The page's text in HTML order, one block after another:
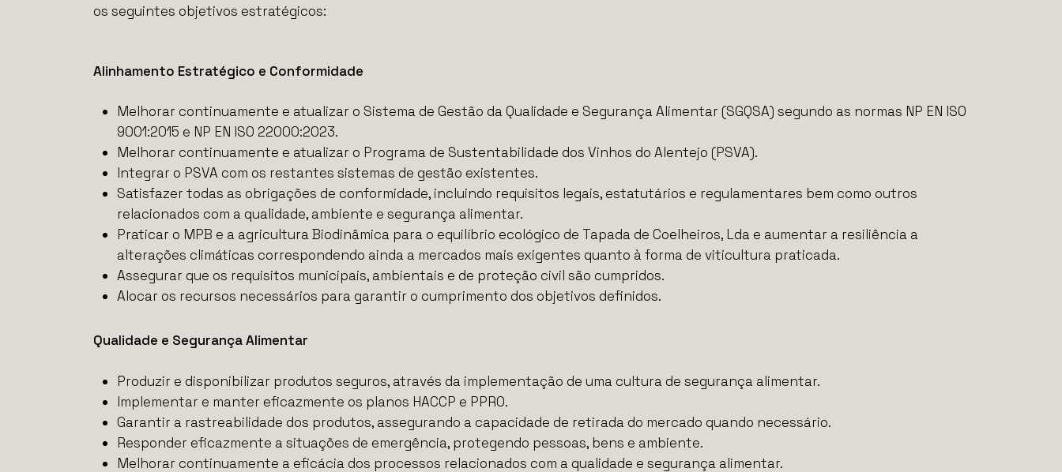
os seguintes objetivos estratégicos:
Alinhamento Estratégico e Conformidade
Melhorar continuamente e atualizar o Sistema de Gestão da Qualidade e Segurança Alimentar (SGQSA) segundo as normas NP EN ISO
9001:2015 e NP EN ISO 22000:2023.
Melhorar continuamente e atualizar o Programa de Sustentabilidade dos Vinhos do Alentejo (PSVA).
Integrar o PSVA com os restantes sistemas de gestão existentes.
Satisfazer todas as obrigações de conformidade, incluindo requisitos legais, estatutários e regulamentares bem como outros
relacionados com a qualidade, ambiente e segurança alimentar.
Praticar o MPB e a agricultura Biodinâmica para o equilíbrio ecológico de Tapada de Coelheiros, Lda e aumentar a resiliência a
alterações climáticas correspondendo ainda a mercados mais exigentes quanto à forma de viticultura praticada.
Assegurar que os requisitos municipais, ambientais e de proteção civil são cumpridos.
Alocar os recursos necessários para garantir o cumprimento dos objetivos definidos.
Qualidade e Segurança Alimentar
Produzir e disponibilizar produtos seguros, através da implementação de uma cultura de segurança alimentar.
Implementar e manter eficazmente os planos HACCP e PPRO.
Garantir a rastreabilidade dos produtos, assegurando a capacidade de retirada do mercado quando necessário.
Responder eficazmente a situações de emergência, protegendo pessoas, bens e ambiente.
Melhorar continuamente a eficácia dos processos relacionados com a qualidade e segurança alimentar.